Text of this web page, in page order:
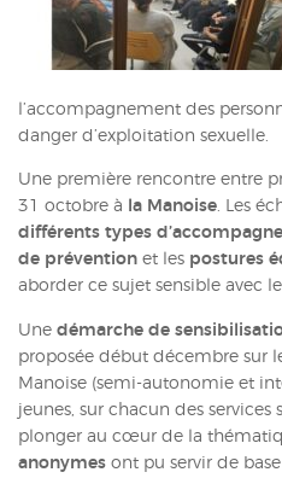
l’accompagnement des
danger d’exploitation sexuelle.
Une première rencontre entre
31 octobre à la Manoise. Les
différents types
de prévention et les postures
aborder ce sujet sensible avec
Une démarche de
proposée début décembre sur
Manoise (semi-autonomie et
jeunes, sur chacun des services
plonger au cœur de la
anonymes ont pu servir de